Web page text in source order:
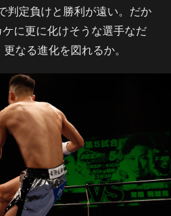
判定負けと勝利が遠い。だか
に更に化けそうな選手なだ
なる進化を図れるか。